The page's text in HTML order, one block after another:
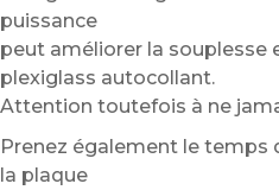
puissance
peut améliorer la souplesse
plexiglass autocollant.
Attention toutefois à ne
Prenez également le
la plaque